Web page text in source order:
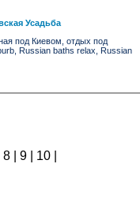
Усадьба
под Киевом, отдых под
Russian baths relax, Russian
8 9 10